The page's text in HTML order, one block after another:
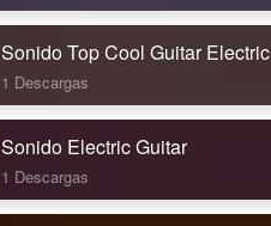
Sonido Top Cool Guitar Electric
1 Descargas
Sonido Electric Guitar
1 Descargas